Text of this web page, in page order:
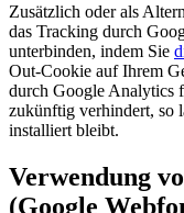
Zusätzlich oder als
das Tracking durch
unterbinden, indem Sie
Out-Cookie auf Ihrem
durch Google Analytics
zukünftig verhindert, so
installiert bleibt.
Verwendung
(Google